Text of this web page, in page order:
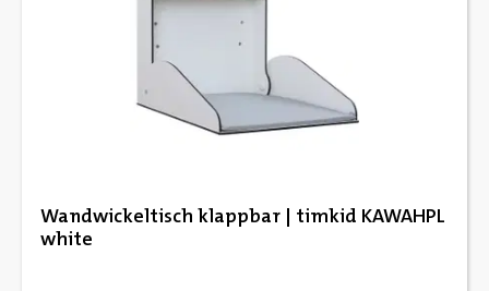
Wandwickeltisch klappbar | timkid KAWAHPL
white